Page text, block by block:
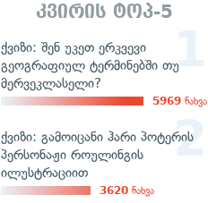
კვირის ტოპ-5
ქვიზი: შენ უკეთ ერკვევი
გეოგრაფიულ ტერმინებში თუ
მერვეკლასელი?
5969 ნახვა
ქვიზი: გამოიცანი ჰარი პოტერის
პერსონაჟი როულინგის
ილუსტრაციით
3620 ნახვა